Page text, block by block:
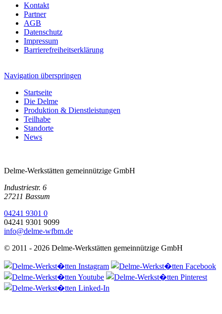
Kontakt
Partner
AGB
Datenschutz
Impressum
Barrierefreiheitserklärung
Navigation überspringen
Startseite
Die Delme
Produktion & Dienstleistungen
Teilhabe
Standorte
News
Delme-Werkstätten gemeinnützige GmbH
Industriestr. 6
27211 Bassum
04241 9301 0
04241 9301 9099
info@delme-wfbm.de
© 2011 - 2026 Delme-Werkstätten gemeinnützige GmbH